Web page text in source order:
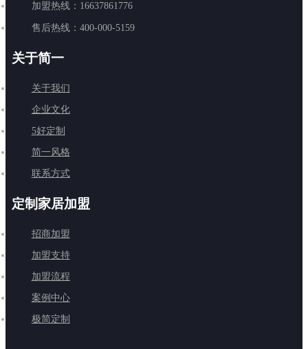
加盟热线：16637861776
售后热线：400-000-5159
关于简一
关于我们
企业文化
5好定制
简一风格
联系方式
定制家居加盟
招商加盟
加盟支持
加盟流程
案例中心
极简定制